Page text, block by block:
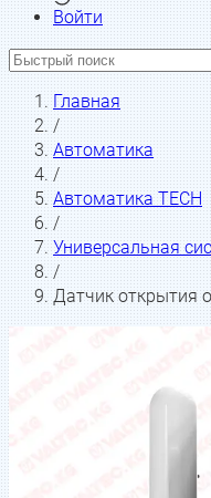
Войти
Главная
/
Автоматика
/
Автоматика TECH
/
Универсальная
/
Датчик открытия